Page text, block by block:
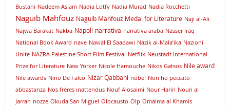
Bustani Nadeem Aslam Nadia Lotfy Nadia Murad Nadia Rocchetti
Naguib Mahfouz Naguib Mahfouz Medal for Literature Naji al-Ali
Najwa Barakat Nakba Napoli narrativa narrativa araba Nasser Iraq
National Book Award nave Nawal El Saadawi Nazik al-Mala’ika Nazioni
Unite NAZRA Palestine Short Film Festival Netflix Neustadt International
Prize for Literature New Yorker Nicole Hamouche Nikos Gatsos Nile award
Nile awards Nino De Falco Nizar Qabbani nobel Non ho peccato
abbastanza Nos frères inattendus Nouf Alosaimi Nour Hariri Nouri al
Jarrah nozze Okuda San Miguel Olocausto Olp Omaima al Khamis